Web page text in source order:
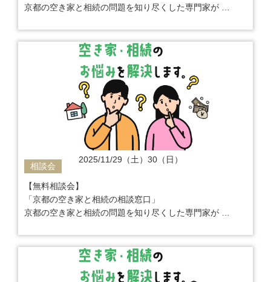
京都の空き家と相続の問題を知り尽くした専門家が
相談会
2025/11/29（土）30（日）
【無料相談会】
「京都の空き家と相続の相談窓口」
京都の空き家と相続の問題を知り尽くした専門家が